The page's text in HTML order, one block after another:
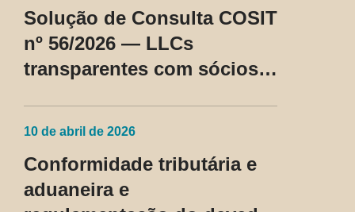
Solução de Consulta COSIT
nº 56/2026 — LLCs
transparentes com sócios
10 de abril de 2026
Conformidade tributária e
aduaneira e